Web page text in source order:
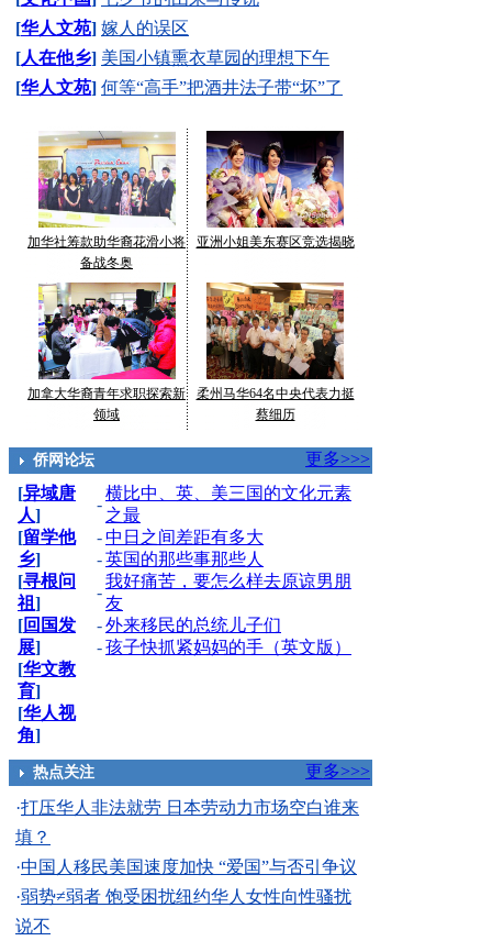
[华人文苑] 嫁人的误区
[人在他乡] 美国小镇熏衣草园的理想下午
[华人文苑] 何等“高手”把酒井法子带“坏”了
加华社筹款助华裔花滑小将
备战冬奥
亚洲小姐美东赛区竞选揭晓
加拿大华裔青年求职探索新
领域
柔州马华64名中央代表力挺
蔡细历
侨网论坛
更多>>>
[异域唐
人]
[留学他
乡]
[寻根问
祖]
[回国发
展]
[华文教
育]
[华人视
角]
-
横比中、英、美三国的文化元素
之最
- 中日之间差距有多大
- 英国的那些事那些人
-
我好痛苦，要怎么样去原谅男朋
友
- 外来移民的总统儿子们
- 孩子快抓紧妈妈的手（英文版）
热点关注
更多>>>
·打压华人非法就劳 日本劳动力市场空白谁来
填？
·中国人移民美国速度加快 “爱国”与否引争议
·弱势≠弱者 饱受困扰纽约华人女性向性骚扰
说不